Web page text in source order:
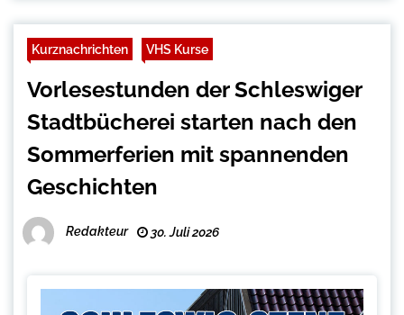
Kurznachrichten VHS Kurse
Vorlesestunden der Schleswiger
Stadtbücherei starten nach den
Sommerferien mit spannenden
Geschichten
Redakteur 30. Juli 2026